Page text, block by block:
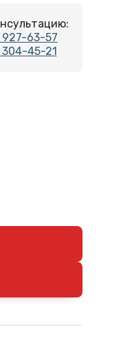
927-63-57
304-45-21